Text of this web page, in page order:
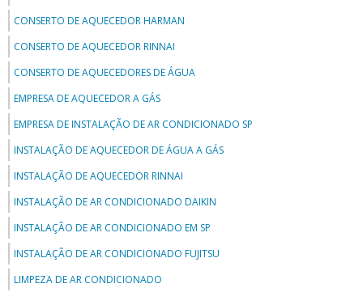
CONSERTO DE AQUECEDOR HARMAN
CONSERTO DE AQUECEDOR RINNAI
CONSERTO DE AQUECEDORES DE ÁGUA
EMPRESA DE AQUECEDOR A GÁS
EMPRESA DE INSTALAÇÃO DE AR CONDICIONADO SP
INSTALAÇÃO DE AQUECEDOR DE ÁGUA A GÁS
INSTALAÇÃO DE AQUECEDOR RINNAI
INSTALAÇÃO DE AR CONDICIONADO DAIKIN
INSTALAÇÃO DE AR CONDICIONADO EM SP
INSTALAÇÃO DE AR CONDICIONADO FUJITSU
LIMPEZA DE AR CONDICIONADO